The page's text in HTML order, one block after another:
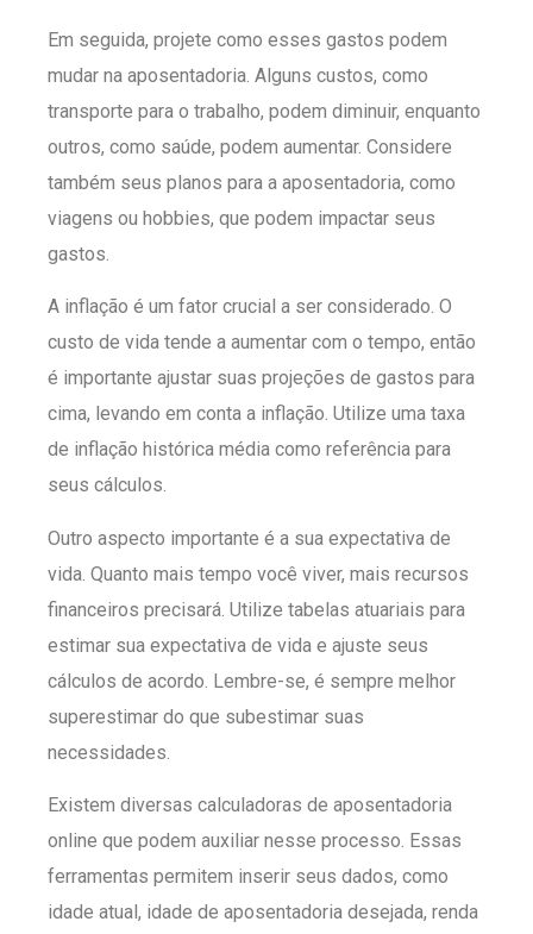
Em seguida, projete como esses gastos podem
mudar na aposentadoria. Alguns custos, como
transporte para o trabalho, podem diminuir, enquanto
outros, como saúde, podem aumentar. Considere
também seus planos para a aposentadoria, como
viagens ou hobbies, que podem impactar seus
gastos.
A inflação é um fator crucial a ser considerado. O
custo de vida tende a aumentar com o tempo, então
é importante ajustar suas projeções de gastos para
cima, levando em conta a inflação. Utilize uma taxa
de inflação histórica média como referência para
seus cálculos.
Outro aspecto importante é a sua expectativa de
vida. Quanto mais tempo você viver, mais recursos
financeiros precisará. Utilize tabelas atuariais para
estimar sua expectativa de vida e ajuste seus
cálculos de acordo. Lembre-se, é sempre melhor
superestimar do que subestimar suas
necessidades.
Existem diversas calculadoras de aposentadoria
online que podem auxiliar nesse processo. Essas
ferramentas permitem inserir seus dados, como
idade atual, idade de aposentadoria desejada, renda